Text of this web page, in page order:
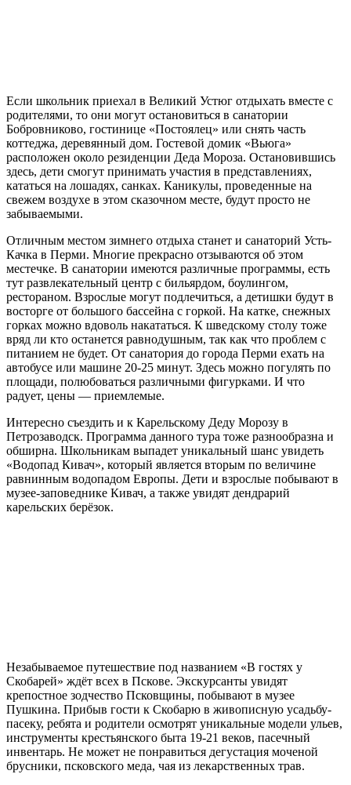
Если школьник приехал в Великий Устюг отдыхать вместе с
родителями, то они могут остановиться в санатории
Бобровниково, гостинице «Постоялец» или снять часть
коттеджа, деревянный дом. Гостевой домик «Вьюга»
расположен около резиденции Деда Мороза. Остановившись
здесь, дети смогут принимать участия в представлениях,
кататься на лошадях, санках. Каникулы, проведенные на
свежем воздухе в этом сказочном месте, будут просто не
забываемыми.
Отличным местом зимнего отдыха станет и санаторий Усть-
Качка в Перми. Многие прекрасно отзываются об этом
местечке. В санатории имеются различные программы, есть
тут развлекательный центр с бильярдом, боулингом,
рестораном. Взрослые могут подлечиться, а детишки будут в
восторге от большого бассейна с горкой. На катке, снежных
горках можно вдоволь накататься. К шведскому столу тоже
вряд ли кто останется равнодушным, так как что проблем с
питанием не будет. От санатория до города Перми ехать на
автобусе или машине 20-25 минут. Здесь можно погулять по
площади, полюбоваться различными фигурками. И что
радует, цены — приемлемые.
Интересно съездить и к Карельскому Деду Морозу в
Петрозаводск. Программа данного тура тоже разнообразна и
обширна. Школьникам выпадет уникальный шанс увидеть
«Водопад Кивач», который является вторым по величине
равнинным водопадом Европы. Дети и взрослые побывают в
музее-заповеднике Кивач, а также увидят дендрарий
карельских берёзок.
Незабываемое путешествие под названием «В гостях у
Скобарей» ждёт всех в Пскове. Экскурсанты увидят
крепостное зодчество Псковщины, побывают в музее
Пушкина. Прибыв гости к Скобарю в живописную усадьбу-
пасеку, ребята и родители осмотрят уникальные модели ульев,
инструменты крестьянского быта 19-21 веков, пасечный
инвентарь. Не может не понравиться дегустация моченой
брусники, псковского меда, чая из лекарственных трав.